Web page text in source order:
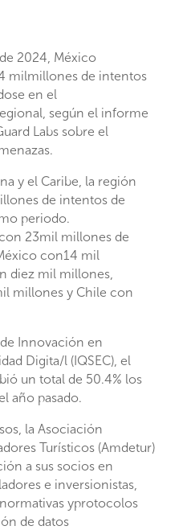
2024, México
milmillones de intentos
en el
según el informe
Labs sobre el
y el Caribe, la región
de intentos de
periodo.
23mil millones de
con14 mil
diez mil millones,
millones y Chile con
Innovación en
Digita/l (IQSEC), el
un total de 50.4% los
año pasado.
la Asociación
Turísticos (Amdetur)
a sus socios en
e inversionistas,
yprotocolos
de datos